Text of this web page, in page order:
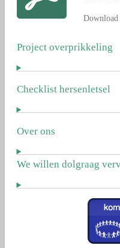
Download
Project overprikkeling
Checklist hersenletsel
Over ons
We willen dolgraag